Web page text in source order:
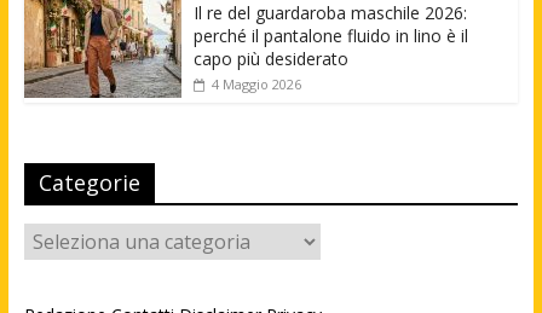
Il re del guardaroba maschile 2026:
perché il pantalone fluido in lino è il
capo più desiderato
4 Maggio 2026
Categorie
Categorie